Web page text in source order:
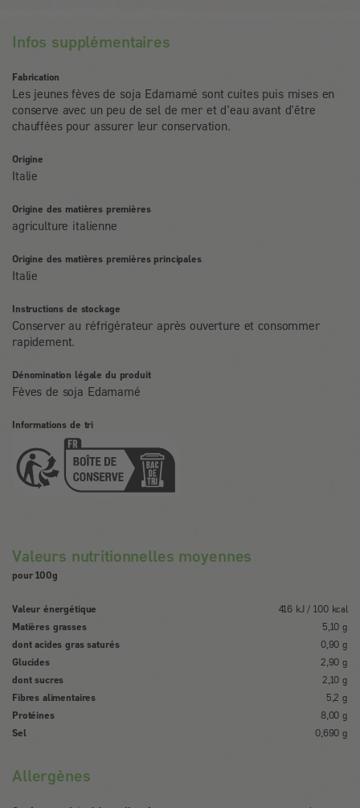
Infos supplémentaires
Fabrication
Les jeunes fèves de soja Edamamé sont cuites puis mises en
conserve avec un peu de sel de mer et d'eau avant d'être
chauffées pour assurer leur conservation.
Origine
Italie
Origine des matières premières
agriculture italienne
Origine des matières premières principales
Italie
Instructions de stockage
Conserver au réfrigérateur après ouverture et consommer
rapidement.
Dénomination légale du produit
Fèves de soja Edamamé
Informations de tri
Valeurs nutritionnelles moyennes
pour 100g
Valeur énergétique
416 kJ / 100 kcal
Matières grasses
5,10 g
dont acides gras saturés
0,90 g
Glucides
2,90 g
dont sucres
2,10 g
Fibres alimentaires
5,2 g
Protéines
8,00 g
Sel
0,690 g
Allergènes